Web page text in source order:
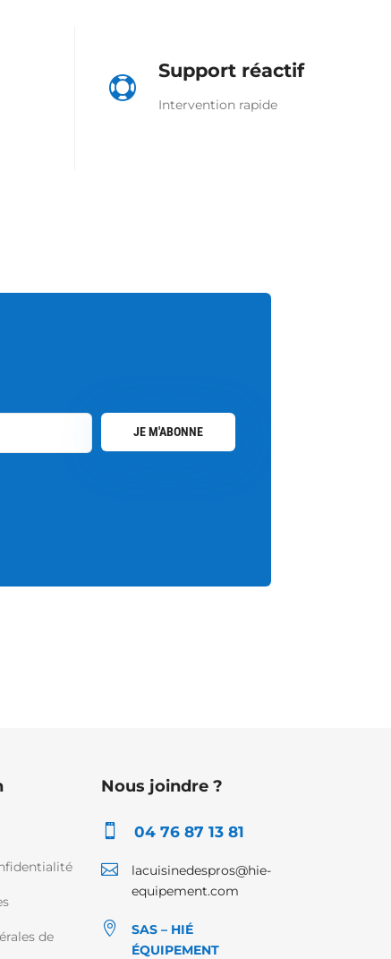

Support réactif
Intervention rapide
JE M'ABONNE
de
Nous joindre ?
 04 76 87 13 81

lacuisinedespros@hie-
equipement.com

SAS – HIÉ
ÉQUIPEMENT